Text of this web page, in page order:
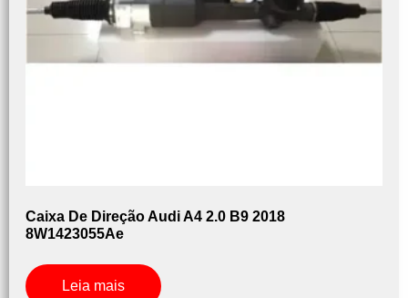
Caixa De Direção Audi A4 2.0 B9 2018
8W1423055Ae
Leia mais